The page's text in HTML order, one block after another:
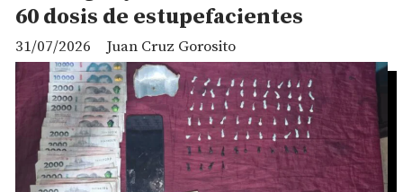
60 dosis de estupefacientes
Juan Cruz Gorosito
31/07/2026